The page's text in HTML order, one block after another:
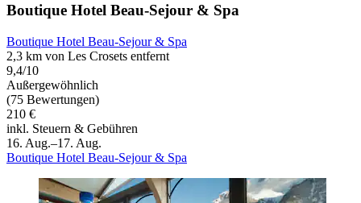
Boutique Hotel Beau-Sejour & Spa
Boutique Hotel Beau-Sejour & Spa
2,3 km von Les Crosets entfernt
9,4/10
Außergewöhnlich
(75 Bewertungen)
210 €
inkl. Steuern & Gebühren
16. Aug.–17. Aug.
Boutique Hotel Beau-Sejour & Spa